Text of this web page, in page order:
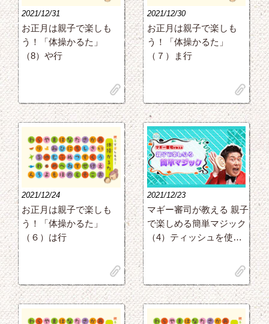
2021/12/31
お正月は親子で楽しも
う！「体操かるた」
（8）や行
clip
2021/12/30
お正月は親子で楽しも
う！「体操かるた」
（７）ま行
clip
2021/12/24
お正月は親子で楽しも
う！「体操かるた」
（６）は行
clip
2021/12/23
マギー審司が教える 親子
で楽しめる簡単マジック
（4）ティッシュを使…
clip